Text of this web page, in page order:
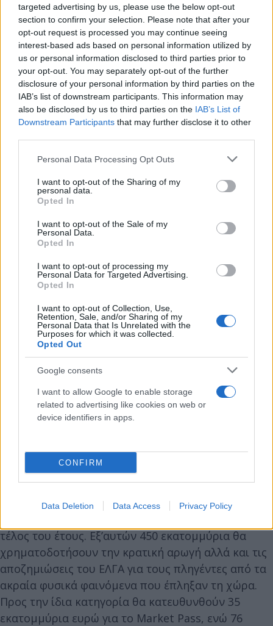
targeted advertising by us, please use the below opt-out
section to confirm your selection. Please note that after your
opt-out request is processed you may continue seeing
interest-based ads based on personal information utilized by
us or personal information disclosed to third parties prior to
your opt-out. You may separately opt-out of the further
disclosure of your personal information by third parties on the
IAB’s list of downstream participants. This information may
also be disclosed by us to third parties on the IAB’s List of
Downstream Participants that may further disclose it to other
Please note that this website/app uses one or more Google
not limited to your visit or usage behaviour. You may click to
grant or deny consent to Google and its third-party tags to
use your data for below specified purposes in below Google
consent section.
Personal Data Processing Opt Outs
I want to opt-out of the Sharing of my
personal data.
Opted In
I want to opt-out of the Sale of my
Personal Data.
Opted In
I want to opt-out of processing my
Personal Data for Targeted Advertising.
Opted In
I want to opt-out of Collection, Use,
Retention, Sale, and/or Sharing of my
Personal Data that Is Unrelated with the
Purposes for which it was collected.
Opted Out
Google consents
I want to allow Google to enable storage
related to advertising like cookies on web or
device identifiers in apps.
CONFIRM
Data Deletion Data Access Privacy Policy
την εξέλιξη της πολεμικής σύρραξης στη Λωρίδα
της Γάζας, φαίνεται ότι υπό εξέταση και
επεξεργασία είναι στο μπουκέτο των μέτρων να
συμπεριληφθεί και η οικονομική στήριξη στην
αντλία αλλά και με ειδικές πρόνοιες στο ήδη
αυξημένο πετρέλαιο θέρμανσης, για τους
ενεργειακά ευάλωτους.
Σε κάθε περίπτωση για την ενέργεια και δη για τους
θα απαντούν και στις αυξημένες τιμές από την νέα
χρονιά, όταν και θα εκλείψει το τρέχον καθεστώς
επιδοτήσεων. Χάρη σε αυτό και την κινητοποίηση
πόρων συνολικά 32,2 εκατομμύρια ευρώ, παρά τις
αυξήσεις που ανακοινώθηκαν από τους παρόχους
για τον επόμενο μήνα, η μεγαβατώρα για το 90%
των νοικοκυριών που έχουν κατανάλωση μέχρι 500
Κιλοβατώρες, θα κοστίζει 25 ευρώ. Επιπλέον στα
κοινωνικά τιμολόγια η κάλυψη θα φτάσει στο 100%
οποιουδήποτε αυξημένου κόστους. Ακόμη στους
αγρότες η στήριξη θα ανέλθει στα 25 ευρώ τη
μεγαβατώρα ενώ για όσους καταναλώνουν
περισσότερες από 500 κιλοβατώρες κατανάλωση,
προβλέπεται αντίστοιχη, με τα οικιακά τιμολόγια,
κάλυψη. Για να ενεργοποιηθεί η συγκεκριμένη
κατανάλωσης σε σχέση με πέρυσι.
Οι κυβερνητικοί προβολείς πάντως είναι
στραμμένοι και στην κινητοποίηση των 1,1
τέλος του έτους. Εξ’αυτών 450 εκατομμύρια θα
χρηματοδοτήσουν την κρατική αρωγή αλλά και τις
αποζημιώσεις του ΕΛΓΑ για τους πληγέντες από τα
ακραία φυσικά φαινόμενα που έπληξαν τη χώρα.
Προς την ίδια κατηγορία θα κατευθυνθούν 35
εκατομμύρια ευρώ για το Market Pass, ενώ 76